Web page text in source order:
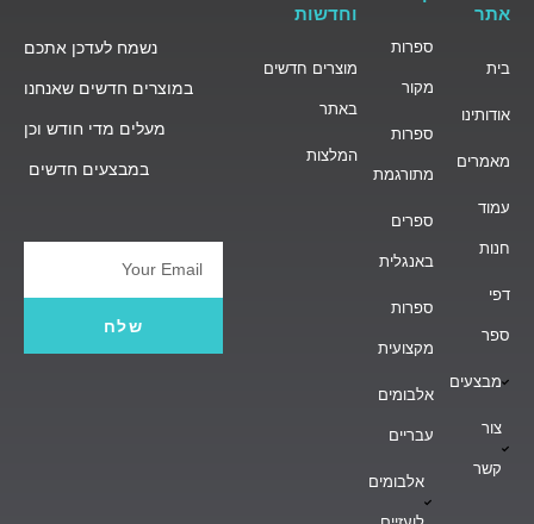
אתר
בית
אודותינו
מאמרים
עמוד
חנות
דפי
ספר
מבצעים
צור
קשר
ספרות
מקור
ספרות
מתורגמת
ספרים
באנגלית
ספרות
מקצועית
אלבומים
עבריים
אלבומים
וחדשות
מוצרים חדשים
באתר
המלצות
נשמח לעדכן אתכם
במוצרים חדשים שאנחנו
מעלים מדי חודש וכן
במבצעים חדשים
Email
שלח